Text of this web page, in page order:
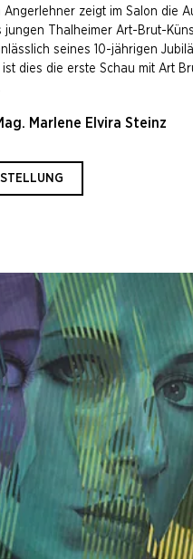
Angerlehner zeigt im Salon die
jungen Thalheimer Art-Brut-
seines 10-jährigen
ist dies die erste Schau mit Art
Marlene Elvira Steinz